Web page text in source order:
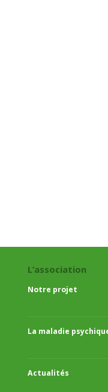
L’association
Notre projet
La maladie
Actualités